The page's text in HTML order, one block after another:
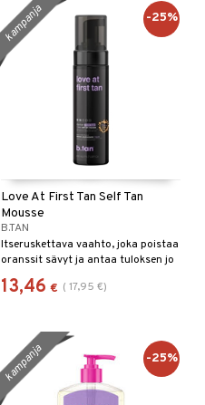
Love At First Tan Self Tan
Mousse
B.TAN
Itseruskettava vaahto, joka poistaa
oranssit sävyt ja antaa tuloksen jo
tunnin kuluttua.
13,46 € ( 17,95 €)
kampanja -25%
kampanja -25%